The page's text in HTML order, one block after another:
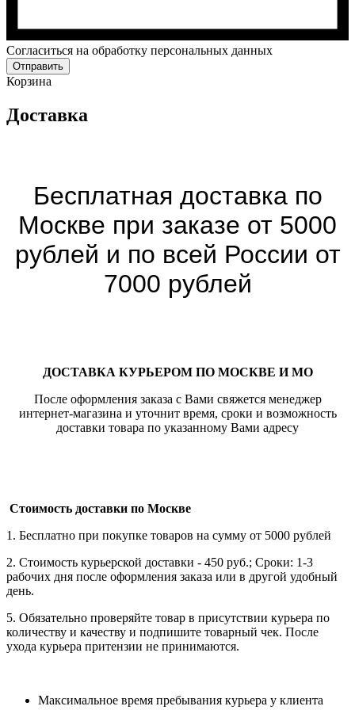
Cогласиться на обработку персональных данных
Отправить
Корзина
Доставка
Бесплатная доставка по
Москве при заказе от 5000
рублей и по всей России от
7000 рублей
ДОСТАВКА КУРЬЕРОМ ПО МОСКВЕ И МО
После оформления заказа с Вами свяжется менеджер
интернет-магазина и уточнит время, сроки и возможность
доставки товара по указанному Вами адресу
Стоимость доставки по Москве
1. Бесплатно при покупке товаров на сумму от 5000 рублей
2. Стоимость курьерской доставки - 450 руб.; Сроки: 1-3
рабочих дня после оформления заказа или в другой удобный
день.
5. Обязательно проверяйте товар в присутствии курьера по
количеству и качеству и подпишите товарный чек. После
ухода курьера притензии не принимаются.
Максимальное время пребывания курьера у клиента